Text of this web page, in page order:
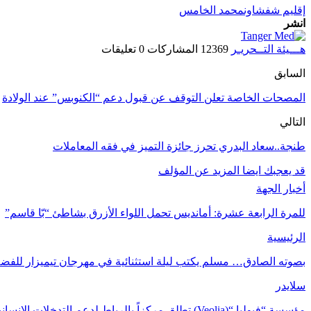
إقليم شفشاونمحمد الخامس
انشر
هـــيئة التــحريـر 12369 المشاركات 0 تعليقات
السابق
المصحات الخاصة تعلن التوقف عن قبول دعم “الكنوبس” عند الولادة
التالي
طنجة..سعاد البدري تحرز جائزة التميز في فقه المعاملات
قد يعجبك ايضا المزيد عن المؤلف
أخبار الجهة
للمرة الرابعة عشرة: أمانديس تحمل اللواء الأزرق بشاطئ “بّا قاسم”
الرئيسية
بصوته الصادق… مسلم يكتب ليلة استثنائية في مهرجان تيميزار
سلايدر